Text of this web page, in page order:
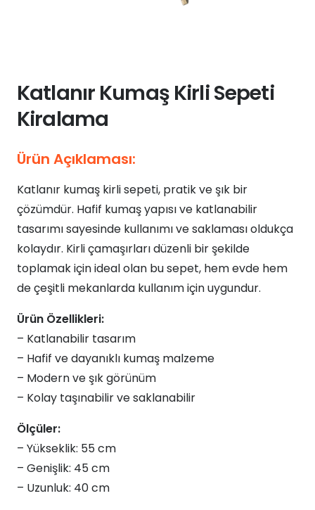
Katlanır Kumaş Kirli Sepeti
Kiralama
Ürün Açıklaması:
Katlanır kumaş kirli sepeti, pratik ve şık bir
çözümdür. Hafif kumaş yapısı ve katlanabilir
tasarımı sayesinde kullanımı ve saklaması oldukça
kolaydır. Kirli çamaşırları düzenli bir şekilde
toplamak için ideal olan bu sepet, hem evde hem
de çeşitli mekanlarda kullanım için uygundur.
Ürün Özellikleri:
– Katlanabilir tasarım
– Hafif ve dayanıklı kumaş malzeme
– Modern ve şık görünüm
– Kolay taşınabilir ve saklanabilir
Ölçüler:
– Yükseklik: 55 cm
– Genişlik: 45 cm
– Uzunluk: 40 cm